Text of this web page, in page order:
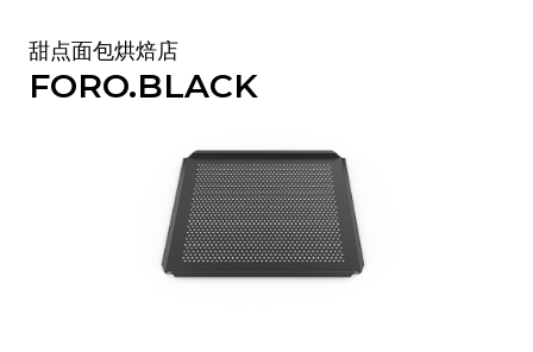
甜点面包烘焙店
FORO.BLACK